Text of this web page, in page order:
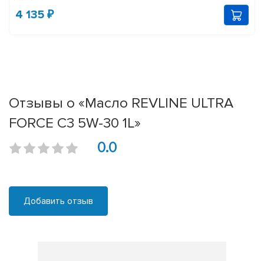
4 135 ₽
Отзывы о «Масло REVLINE ULTRA
FORCE C3 5W-30 1L»
0.0
Добавить отзыв